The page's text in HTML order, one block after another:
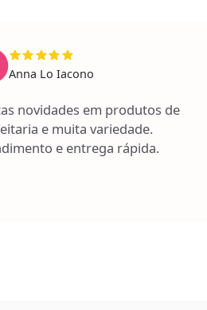
Anna Lo Iacono
novidades em produtos de
e muita variedade.
e entrega rápida.